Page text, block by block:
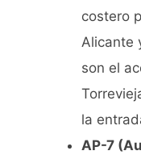
costero
Alicante
son el
la
AP-7